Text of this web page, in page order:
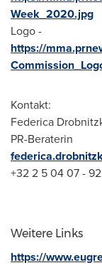
Week_2020.jpg
Logo -
https://
Kontakt:
Federica
PR-Beraterin
+32 2 5 04 07 - 92
Weitere Links
https://